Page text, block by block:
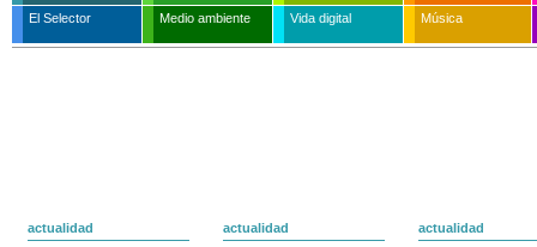
El Selector Medio ambiente Vida digital Música
actualidad
actualidad
actualidad